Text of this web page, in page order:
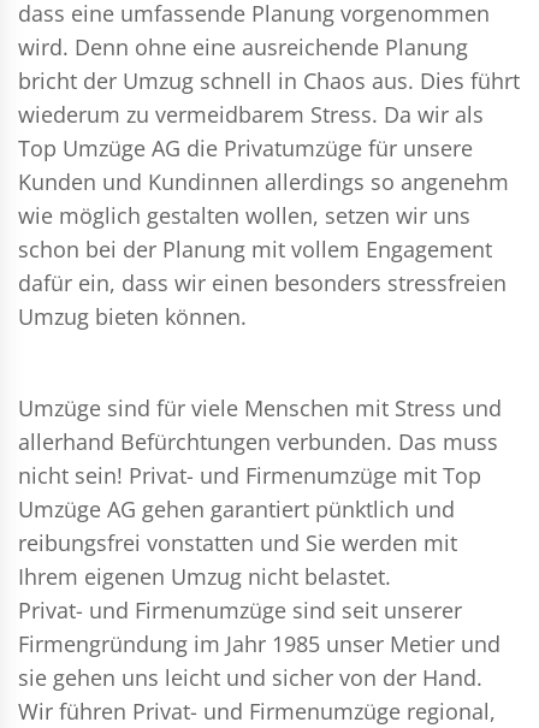
dass eine umfassende Planung vorgenommen
wird. Denn ohne eine ausreichende Planung
bricht der Umzug schnell in Chaos aus. Dies führt
wiederum zu vermeidbarem Stress. Da wir als
Top Umzüge AG die Privatumzüge für unsere
Kunden und Kundinnen allerdings so angenehm
wie möglich gestalten wollen, setzen wir uns
schon bei der Planung mit vollem Engagement
dafür ein, dass wir einen besonders stressfreien
Umzug bieten können.
Umzüge sind für viele Menschen mit Stress und
allerhand Befürchtungen verbunden. Das muss
nicht sein! Privat- und Firmenumzüge mit Top
Umzüge AG gehen garantiert pünktlich und
reibungsfrei vonstatten und Sie werden mit
Ihrem eigenen Umzug nicht belastet.
Privat- und Firmenumzüge sind seit unserer
Firmengründung im Jahr 1985 unser Metier und
sie gehen uns leicht und sicher von der Hand.
Wir führen Privat- und Firmenumzüge regional,